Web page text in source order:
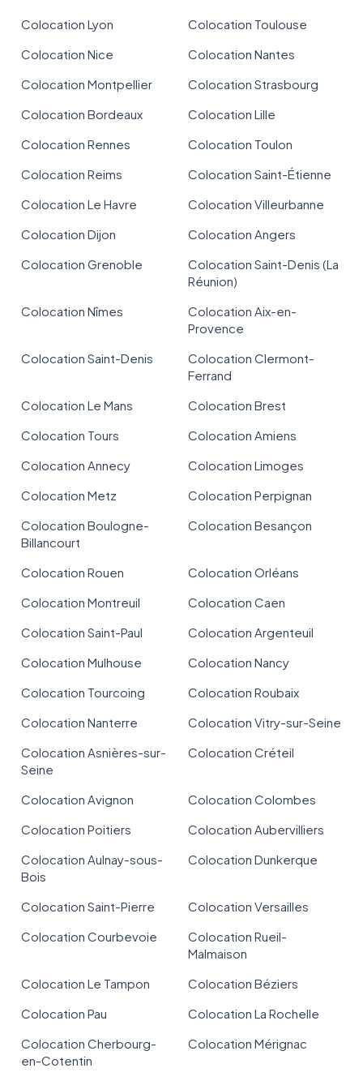
Colocation Lyon
Colocation Toulouse
Colocation Nice
Colocation Nantes
Colocation Montpellier
Colocation Strasbourg
Colocation Bordeaux
Colocation Lille
Colocation Rennes
Colocation Toulon
Colocation Reims
Colocation Saint-Étienne
Colocation Le Havre
Colocation Villeurbanne
Colocation Dijon
Colocation Angers
Colocation Grenoble
Colocation Saint-Denis (La
Réunion)
Colocation Nîmes
Colocation Aix-en-
Provence
Colocation Saint-Denis
Colocation Clermont-
Ferrand
Colocation Le Mans
Colocation Brest
Colocation Tours
Colocation Amiens
Colocation Annecy
Colocation Limoges
Colocation Metz
Colocation Perpignan
Colocation Boulogne-
Billancourt
Colocation Besançon
Colocation Rouen
Colocation Orléans
Colocation Montreuil
Colocation Caen
Colocation Saint-Paul
Colocation Argenteuil
Colocation Mulhouse
Colocation Nancy
Colocation Tourcoing
Colocation Roubaix
Colocation Nanterre
Colocation Vitry-sur-Seine
Colocation Asnières-sur-
Seine
Colocation Créteil
Colocation Avignon
Colocation Colombes
Colocation Poitiers
Colocation Aubervilliers
Colocation Aulnay-sous-
Bois
Colocation Dunkerque
Colocation Saint-Pierre
Colocation Versailles
Colocation Courbevoie
Colocation Rueil-
Malmaison
Colocation Le Tampon
Colocation Béziers
Colocation Pau
Colocation La Rochelle
Colocation Cherbourg-
en-Cotentin
Colocation Mérignac